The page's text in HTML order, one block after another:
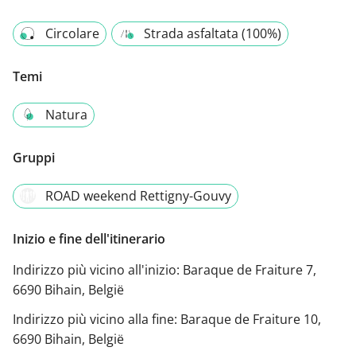
Circolare Strada asfaltata (100%)
Temi
Natura
Gruppi
ROAD weekend Rettigny-Gouvy
Inizio e fine dell'itinerario
Indirizzo più vicino all'inizio: Baraque de Fraiture 7,
6690 Bihain, België
Indirizzo più vicino alla fine: Baraque de Fraiture 10,
6690 Bihain, België